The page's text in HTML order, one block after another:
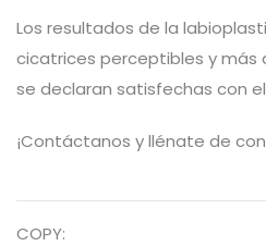
Los resultados de la
cicatrices perceptibles y más
se declaran satisfechas con
¡Contáctanos y llénate de
COPY: